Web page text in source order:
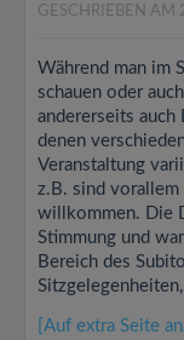
GESCHRIEBEN
Während man im
schauen oder
andererseits
denen
Veranstaltung
z.B. sind
willkommen. Die
Stimmung und
Bereich des
[Auf extra Seite